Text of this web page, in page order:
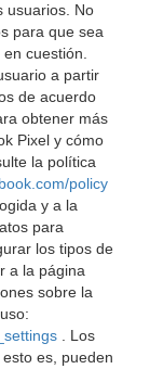
usuarios. No
para que sea
cuestión.
a partir
de acuerdo
obtener más
Pixel y cómo
la política
policy
y a la
para
los tipos de
a la página
sobre la
. Los
es, pueden